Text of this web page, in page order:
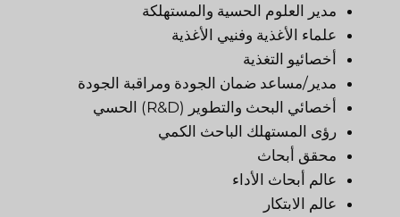
مدير العلوم الحسية والمستهلكة
علماء الأغذية وفنيي الأغذية
أخصائيو التغذية
مدير/مساعد ضمان الجودة ومراقبة الجودة
أخصائي البحث والتطوير (R&D) الحسي
رؤى المستهلك الباحث الكمي
محقق أبحاث
عالم أبحاث الأداء
عالم الابتكار